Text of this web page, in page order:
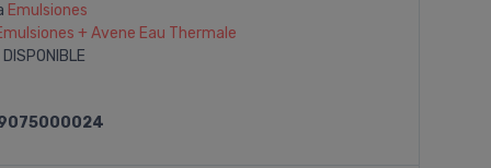
Emulsiones
+ Avene Eau Thermale
DISPONIBLE